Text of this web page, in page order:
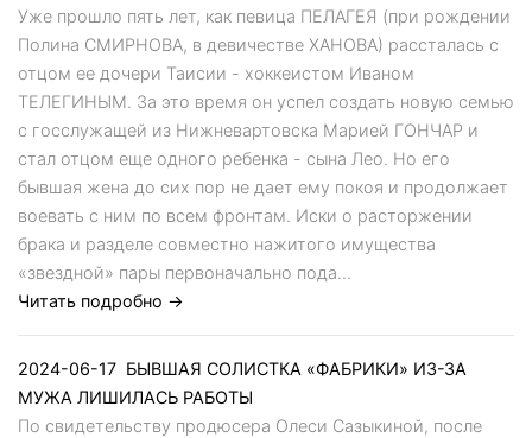
Уже прошло пять лет, как певица ПЕЛАГЕЯ (при рождении
Полина СМИРНОВА, в девичестве ХАНОВА) рассталась с
отцом ее дочери Таисии - хоккеистом Иваном
ТЕЛЕГИНЫМ. За это время он успел создать новую семью
с госслужащей из Нижневартовска Марией ГОНЧАР и
стал отцом еще одного ребенка - сына Лео. Но его
бывшая жена до сих пор не дает ему покоя и продолжает
воевать с ним по всем фронтам. Иски о расторжении
брака и разделе совместно нажитого имущества
«звездной» пары первоначально пода...
Читать подробно →
2024-06-17 БЫВШАЯ СОЛИСТКА «ФАБРИКИ» ИЗ-ЗА
МУЖА ЛИШИЛАСЬ РАБОТЫ
По свидетельству продюсера Олеси Сазыкиной, после